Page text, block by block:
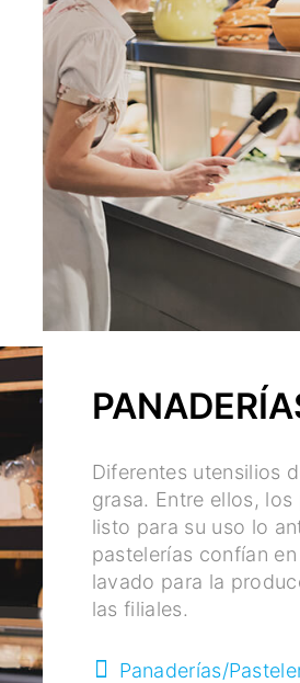
Diferentes utensilios
grasa. Entre ellos,
listo para su uso lo
pastelerías confían
lavado para la
las filiales.
Panaderías/